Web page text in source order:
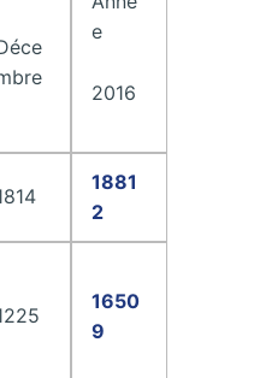
e
2016
1881
2
1650
9